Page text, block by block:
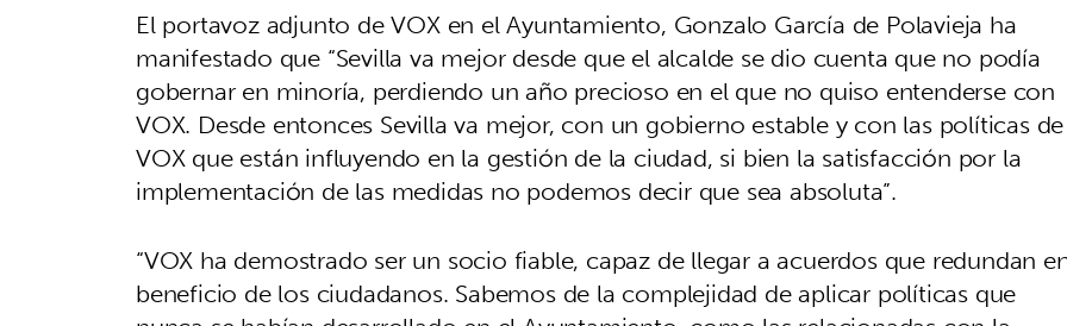
El portavoz adjunto de VOX en el Ayuntamiento, Gonzalo García de Polavieja ha
manifestado que “Sevilla va mejor desde que el alcalde se dio cuenta que no podía
gobernar en minoría, perdiendo un año precioso en el que no quiso entenderse con
VOX. Desde entonces Sevilla va mejor, con un gobierno estable y con las políticas de
VOX que están influyendo en la gestión de la ciudad, si bien la satisfacción por la
implementación de las medidas no podemos decir que sea absoluta”.
“VOX ha demostrado ser un socio fiable, capaz de llegar a acuerdos que redundan
beneficio de los ciudadanos. Sabemos de la complejidad de aplicar políticas que